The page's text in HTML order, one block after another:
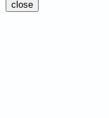
close